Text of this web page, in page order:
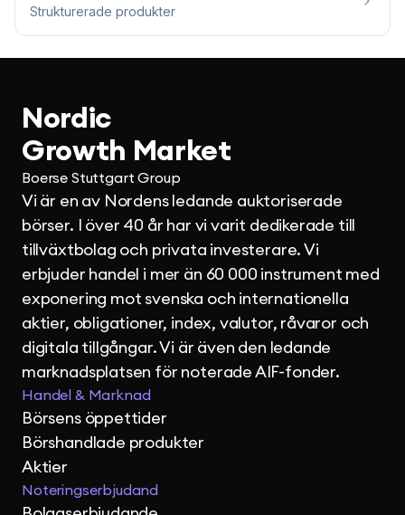
Strukturerade produkter
Nordic
Growth Market
Boerse Stuttgart Group
Vi är en av Nordens ledande auktoriserade
börser. I över 40 år har vi varit dedikerade till
tillväxtbolag och privata investerare. Vi
erbjuder handel i mer än 60 000 instrument med
exponering mot svenska och internationella
aktier, obligationer, index, valutor, råvaror och
digitala tillgångar. Vi är även den ledande
marknadsplatsen för noterade AIF-fonder.
Handel & Marknad
Börsens öppettider
Börshandlade produkter
Aktier
Noteringserbjudand